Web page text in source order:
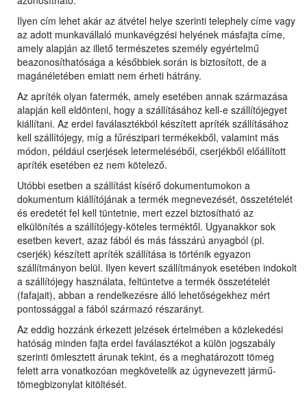
Ilyen cím lehet akár az átvétel helye szerinti telephely címe vagy
az adott munkavállaló munkavégzési helyének másfajta címe,
amely alapján az illető természetes személy egyértelmű
beazonosíthatósága a későbbiek során is biztosított, de a
magánéletében emiatt nem érheti hátrány.
Az apríték olyan fatermék, amely esetében annak származása
alapján kell eldönteni, hogy a szállításához kell-e szállítójegyet
kiállítani. Az erdei faválasztékból készített apríték szállításához
kell szállítójegy, míg a fűrészipari termékekből, valamint más
módon, például cserjések letermeléséből, cserjékből előállított
apríték esetében ez nem kötelező.
Utóbbi esetben a szállítást kísérő dokumentumokon a
dokumentum kiállítójának a termék megnevezését, összetételét
és eredetét fel kell tüntetnie, mert ezzel biztosítható az
elkülönítés a szállítójegy-köteles terméktől. Ugyanakkor sok
esetben kevert, azaz fából és más fásszárú anyagból (pl.
cserjék) készített apríték szállítása is történik egyazon
szállítmányon belül. Ilyen kevert szállítmányok esetében indokolt
a szállítójegy használata, feltüntetve a termék összetételét
(fafajait), abban a rendelkezésre álló lehetőségekhez mért
pontossággal a fából származó részarányt.
Az eddig hozzánk érkezett jelzések értelmében a közlekedési
hatóság minden fajta erdei faválasztékot a külön jogszabály
szerinti ömlesztett árunak tekint, és a meghatározott tömeg
felett arra vonatkozóan megkövetelik az úgynevezett jármű-
tömegbizonylat kitöltését.